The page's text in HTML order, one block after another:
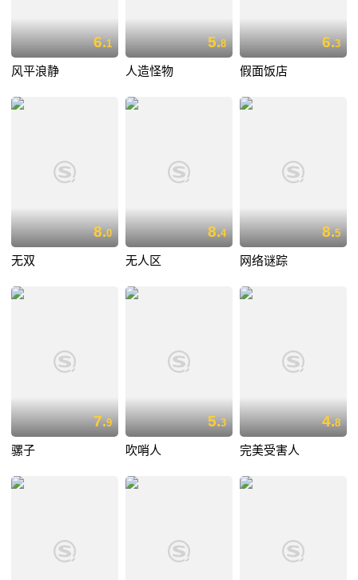
6.1
风平浪静
5.8
人造怪物
6.3
假面饭店
8.0
无双
8.4
无人区
8.5
网络谜踪
7.9
骡子
5.3
吹哨人
4.8
完美受害人